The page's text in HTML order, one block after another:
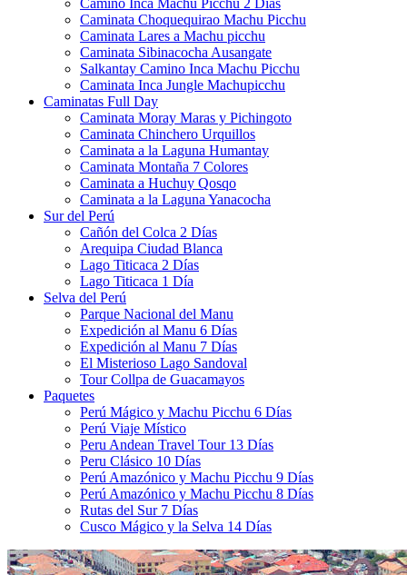
Caminata Choquequirao Machu Picchu
Caminata Lares a Machu picchu
Caminata Sibinacocha Ausangate
Salkantay Camino Inca Machu Picchu
Caminata Inca Jungle Machupicchu
Caminatas Full Day
Caminata Moray Maras y Pichingoto
Caminata Chinchero Urquillos
Caminata a la Laguna Humantay
Caminata Montaña 7 Colores
Caminata a Huchuy Qosqo
Caminata a la Laguna Yanacocha
Sur del Perú
Cañón del Colca 2 Días
Arequipa Ciudad Blanca
Lago Titicaca 2 Días
Lago Titicaca 1 Día
Selva del Perú
Parque Nacional del Manu
Expedición al Manu 6 Días
Expedición al Manu 7 Días
El Misterioso Lago Sandoval
Tour Collpa de Guacamayos
Paquetes
Perú Mágico y Machu Picchu 6 Días
Perú Viaje Místico
Peru Andean Travel Tour 13 Días
Peru Clásico 10 Días
Perú Amazónico y Machu Picchu 9 Días
Perú Amazónico y Machu Picchu 8 Días
Rutas del Sur 7 Días
Cusco Mágico y la Selva 14 Días